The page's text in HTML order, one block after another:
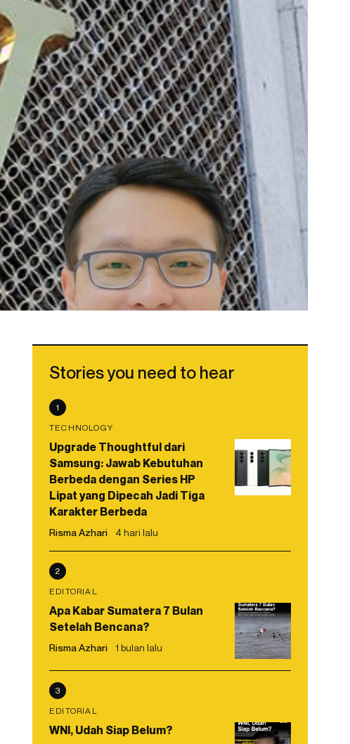
Stories you need to hear
1
TECHNOLOGY
Upgrade Thoughtful dari
Samsung: Jawab Kebutuhan
Berbeda dengan Series HP
Lipat yang Dipecah Jadi Tiga
Karakter Berbeda
Risma Azhari 4 hari lalu
2
EDITORIAL
Apa Kabar Sumatera 7 Bulan
Setelah Bencana?
Risma Azhari 1 bulan lalu
3
EDITORIAL
WNI, Udah Siap Belum?